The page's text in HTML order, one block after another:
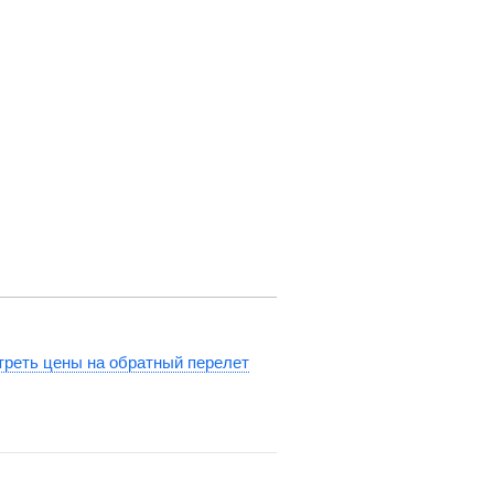
цены на обратный перелет